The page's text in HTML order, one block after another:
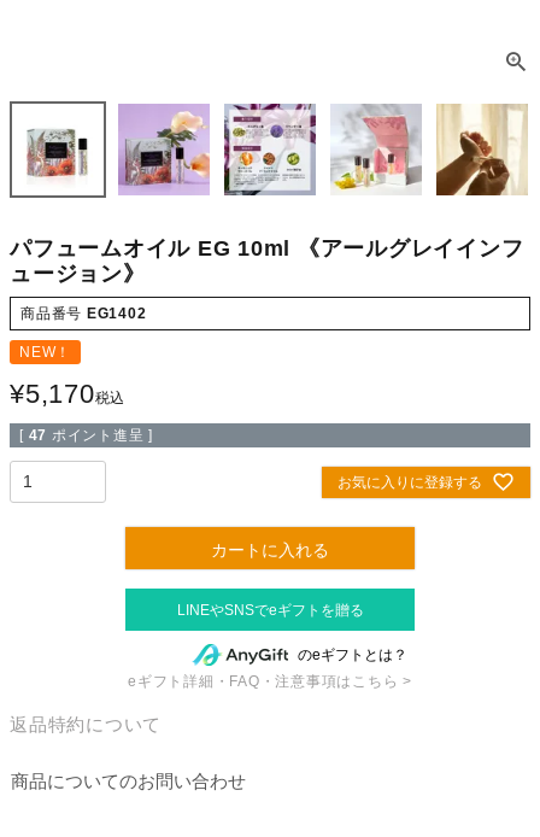
パフュームオイル EG 10ml 《アールグレイインフ
ュージョン》
商品番号 EG1402
NEW！
¥5,170税込
[ 47 ポイント進呈 ]
お気に入りに登録する
カートに入れる
のeギフトとは？
eギフト詳細・FAQ・注意事項はこちら >
返品特約について
商品についてのお問い合わせ